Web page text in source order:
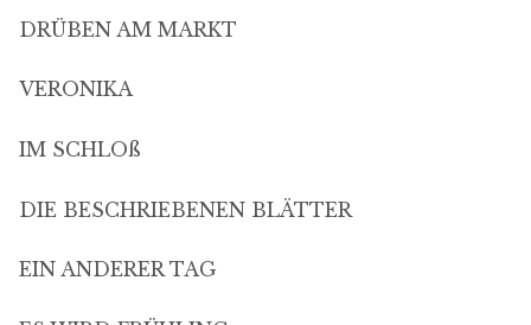
DRÜBEN AM MARKT
VERONIKA
IM SCHLOß
DIE BESCHRIEBENEN BLÄTTER
EIN ANDERER TAG